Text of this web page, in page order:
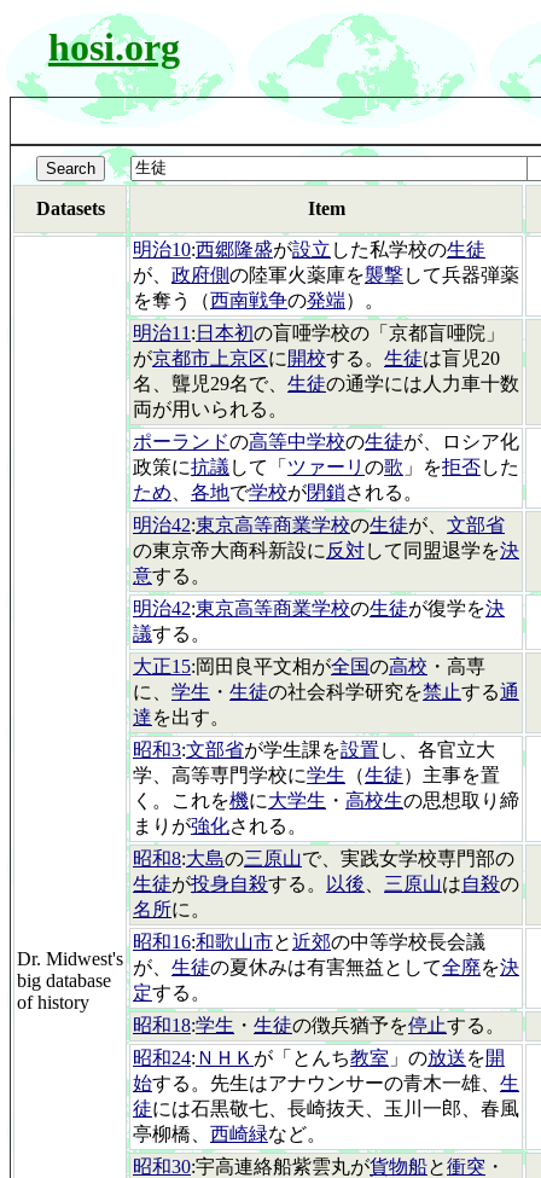
hosi.org
Datasets Item
Dr. Midwest's
big database
of history
明治10:西郷隆盛が設立 した私学校の生徒
が、 政府側の陸軍火薬庫を襲撃して兵器弾薬
を奪う（西南戦争の発端）。
明治11 : 日本初の盲唖学校の「京都盲唖院」
が京都市上京区に 開校する。 生徒は盲児20
名、聾児29名で、 生徒の通学には人力車十数
両が用いられる。
ポーランドの高等中学校の生徒が、ロシア化
政策に抗議 して「 ツァーリ の歌 」を拒否した
ため
各地で学校が閉鎖される。
明治42:東京高等商業学校の生徒が、 文部省
の東京帝大商科新設に 反対して同盟退学を決
意する。
明治42:東京高等商業学校の生徒が復学を決
議する。
大正15:岡田良平文相が全国の高校 ・高専
に、 学生 ・ 生徒の社会科学研究を禁止する通
達を出す。
昭和3:文部省が学生課を設置 し、各官立大
学、高等専門学校に学生 （生徒）主事を置
く。これを機に大学生 ・ 高校生の思想取り締
まりが強化される。
昭和8:大島の三原山で、実践女学校専門部の
生徒が投身自殺する。 以後 三原山は自殺の
名所に。
昭和16:和歌山市と近郊の中等学校長会議
が、 生徒の夏休みは有害無益として全廃を決
定する。
昭和18:学生 ・ 生徒の徴兵猶予を停止する。
昭和24: ＮＨＫ が「とんち教室 」の放送を開
始する。先生はアナウンサーの青木一雄、 生
徒には石黒敬七、長崎抜天、玉川一郎、春風
亭柳橋、 西崎緑など。
昭和30:宇高連絡船紫雲丸が貨物船と衝突 ・